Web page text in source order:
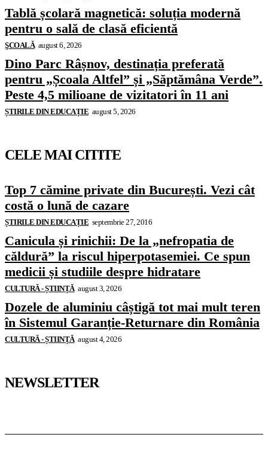
Tablă școlară magnetică: soluția modernă
pentru o sală de clasă eficientă
ŞCOALĂ august 6, 2026
Dino Parc Râșnov, destinația preferată
pentru „Școala Altfel” și „Săptămâna Verde”.
Peste 4,5 milioane de vizitatori în 11 ani
ȘTIRILE DIN EDUCAȚIE august 5, 2026
CELE MAI CITITE
Top 7 cămine private din București. Vezi cât
costă o lună de cazare
ȘTIRILE DIN EDUCAȚIE septembrie 27, 2016
Canicula și rinichii: De la „nefropatia de
căldură” la riscul hiperpotasemiei. Ce spun
medicii și studiile despre hidratare
CULTURĂ - ȘTIINȚĂ august 3, 2026
Dozele de aluminiu câștigă tot mai mult teren
în Sistemul Garanție-Returnare din România
CULTURĂ - ȘTIINȚĂ august 4, 2026
NEWSLETTER